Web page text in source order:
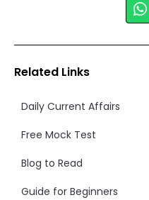
Related Links
Daily Current Affairs
Free Mock Test
Blog to Read
Guide for Beginners